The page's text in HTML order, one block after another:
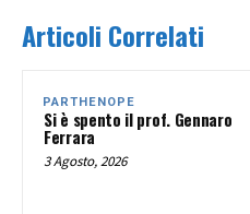
Articoli Correlati
PARTHENOPE
Si è spento il prof. Gennaro
Ferrara
3 Agosto, 2026